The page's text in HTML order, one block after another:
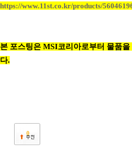
https://www.11st.co.kr/products/
본 포스팅은 MSI코리아로부터 물품을
다.
0